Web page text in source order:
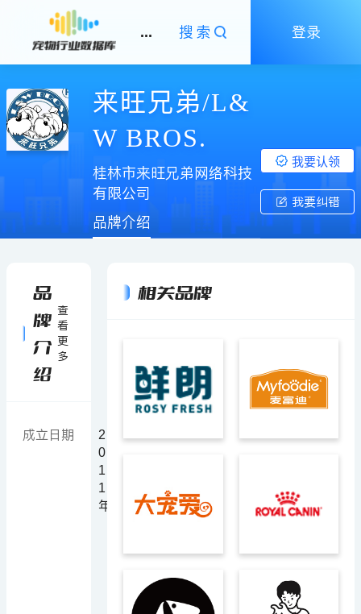
... 搜索 登录
来旺兄弟/L&
W BROS.
桂林市来旺兄弟网络科技
有限公司
品牌介绍
我要认领
我要纠错
品
牌
介
绍
查
看
更
多
成立日期
2
0
1
1
年
西
自
相关品牌